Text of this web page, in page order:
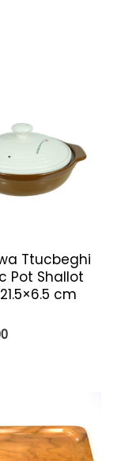
Ttucbeghi
Pot Shallot
cm